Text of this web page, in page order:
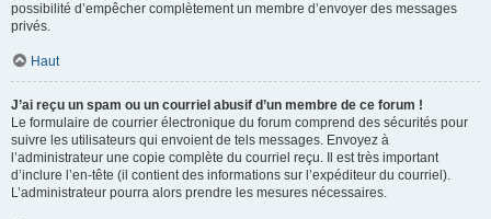
possibilité d’empêcher complètement un membre d’envoyer des messages
privés.
Haut
J’ai reçu un spam ou un courriel abusif d’un membre de ce forum !
Le formulaire de courrier électronique du forum comprend des sécurités pour
suivre les utilisateurs qui envoient de tels messages. Envoyez à
l’administrateur une copie complète du courriel reçu. Il est très important
d’inclure l’en-tête (il contient des informations sur l’expéditeur du courriel).
L’administrateur pourra alors prendre les mesures nécessaires.